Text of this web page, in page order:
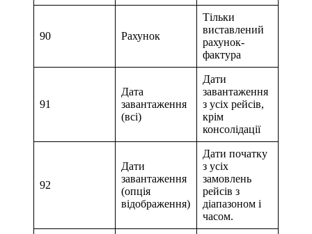
90 Рахунок
Тільки
виставлений
рахунок-
фактура
91
Дата
завантаження
(всі)
Дати
завантаження
з усіх рейсів,
крім
консолідації
92
Дати
завантаження
(опція
відображення)
Дати початку
з усіх
замовлень
рейсів з
діапазоном і
часом.